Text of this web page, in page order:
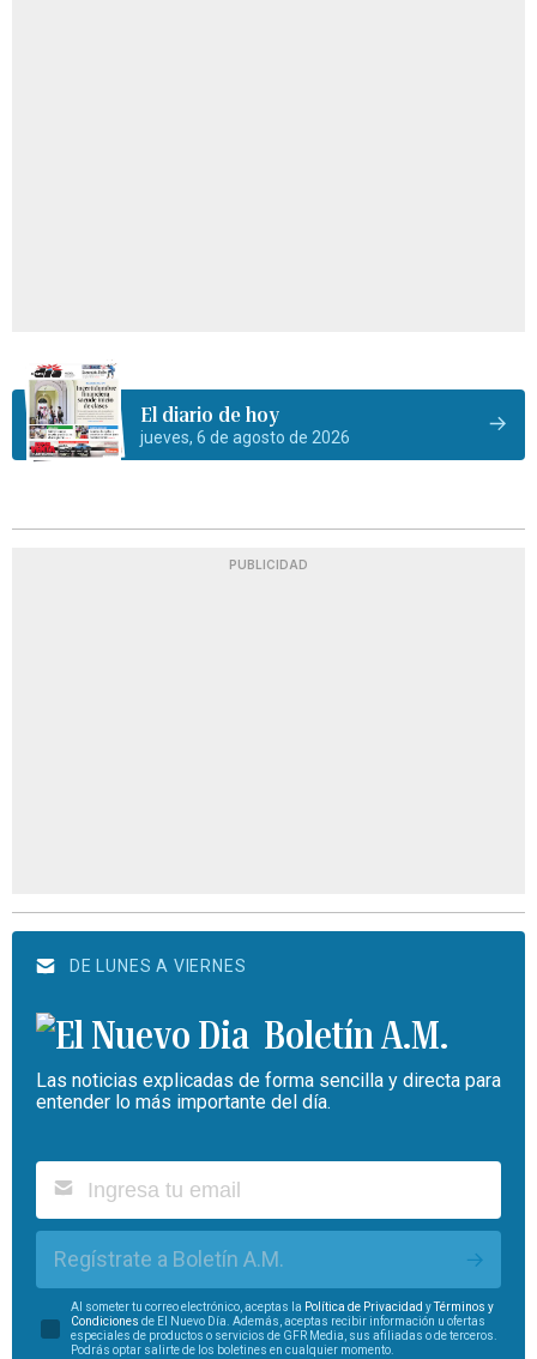
El diario de hoy
jueves, 6 de agosto de 2026
PUBLICIDAD
DE LUNES A VIERNES
Boletín A.M.
Las noticias explicadas de forma sencilla y directa para
entender lo más importante del día.
Regístrate a Boletín A.M.
Al someter tu correo electrónico, aceptas la Política de Privacidad y
Términos y
Condiciones de El Nuevo Día. Además, aceptas recibir información u ofertas
especiales de productos o servicios de GFR Media, sus afiliadas o de terceros.
Podrás optar salirte de los boletines en cualquier momento.